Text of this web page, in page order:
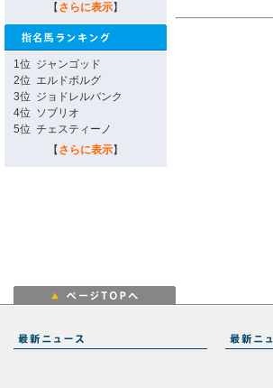
【 さらに表示】
1位 ジャンゴッド
2位 エルドボルグ
3位 ジョドレルバンク
4位 ソブリオ
5位 チェスティーノ
【 さらに表示】